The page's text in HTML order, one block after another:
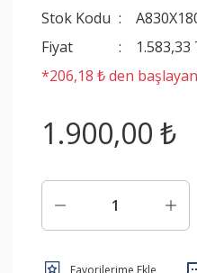
Stok Kodu
Fiyat
1.583,33
*206,18 ₺ den
1.900,00 ₺